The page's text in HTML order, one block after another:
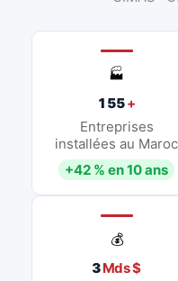
🏭
155+
Entreprises
installées au Maroc
+42 % en 10 ans
💰
3Mds $